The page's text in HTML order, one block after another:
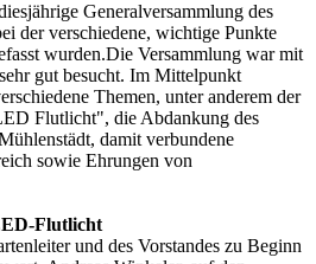
Generalversammlung des
der verschiedene, wichtige Punkte
wurden.Die Versammlung war mit
gut besucht. Im Mittelpunkt
Themen, unter anderem der
Flutlicht", die Abdankung des
damit verbundene
sowie Ehrungen von
Flutlicht
und des Vorstandes zu Beginn